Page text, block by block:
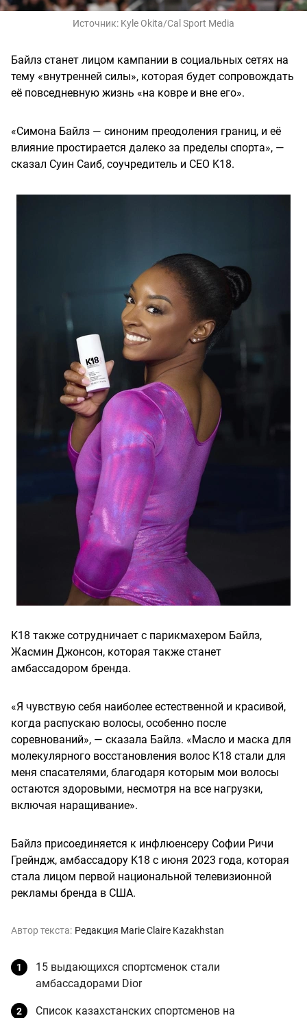
Источник: Kyle Okita/Cal Sport Media
Байлз станет лицом кампании в социальных сетях на
тему «внутренней силы», которая будет сопровождать
её повседневную жизнь «на ковре и вне его».
«Симона Байлз — синоним преодоления границ, и её
влияние простирается далеко за пределы спорта», —
сказал Суин Саиб, соучредитель и CEO K18.
K18 также сотрудничает с парикмахером Байлз,
Жасмин Джонсон, которая также станет
амбассадором бренда.
«Я чувствую себя наиболее естественной и красивой,
когда распускаю волосы, особенно после
соревнований», — сказала Байлз. «Масло и маска для
молекулярного восстановления волос K18 стали для
меня спасателями, благодаря которым мои волосы
остаются здоровыми, несмотря на все нагрузки,
включая наращивание».
Байлз присоединяется к инфлюенсеру Софии Ричи
Грейндж, амбассадору K18 с июня 2023 года, которая
стала лицом первой национальной телевизионной
рекламы бренда в США.
Автор текста: Редакция Marie Claire Kazakhstan
15 выдающихся спортсменок стали
амбассадорами Dior
Список казахстанских спортсменов на